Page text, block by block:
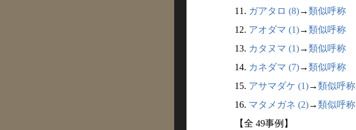
11. ガアタロ (8)→類似呼称
12. アオダマ (1)→類似呼称
13. カタヌマ (1)→類似呼称
14. カネダマ (7)→類似呼称
15. アサマダケ (1)→類似呼称
16. マタメガネ (2)→類似呼称
【全 49事例】